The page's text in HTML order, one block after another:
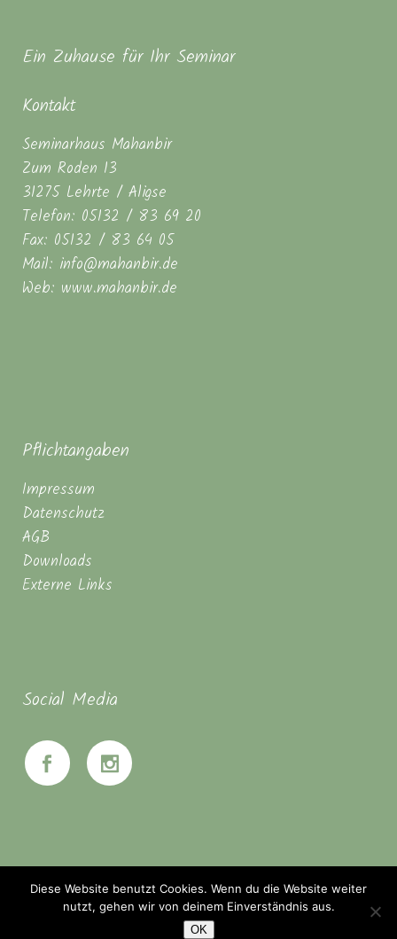
Ein Zuhause für Ihr Seminar
Kontakt
Seminarhaus Mahanbir
Zum Roden 13
31275 Lehrte / Aligse
Telefon: 05132 / 83 69 20
Fax: 05132 / 83 64 05
Mail: info@mahanbir.de
Web: www.mahanbir.de
Pflichtangaben
Impressum
Datenschutz
AGB
Downloads
Externe Links
Social Media
Diese Website benutzt Cookies. Wenn du die Website weiter
nutzt, gehen wir von deinem Einverständnis aus.
OK